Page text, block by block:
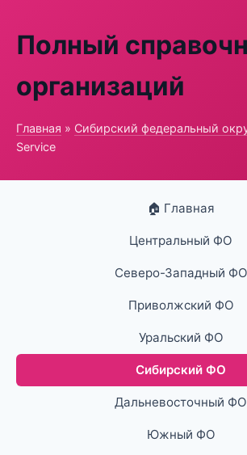
Полный
организаций
Главная » Сибирский федеральный
Service
🏠 Главная
Центральный ФО
Северо-Западный ФО
Приволжский ФО
Уральский ФО
Сибирский ФО
Дальневосточный ФО
Южный ФО